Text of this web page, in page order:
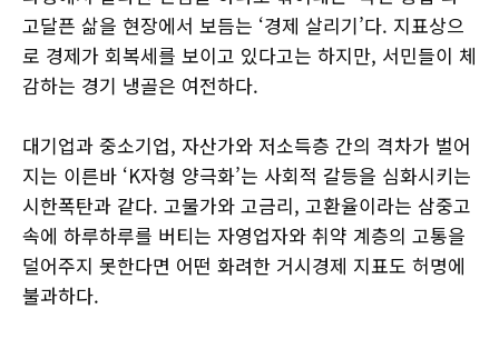
고달픈 삶을 현장에서 보듬는 ‘경제 살리기’다. 지표상으
로 경제가 회복세를 보이고 있다고는 하지만, 서민들이 체
감하는 경기 냉골은 여전하다.
대기업과 중소기업, 자산가와 저소득층 간의 격차가 벌어
지는 이른바 ‘K자형 양극화’는 사회적 갈등을 심화시키는
시한폭탄과 같다. 고물가와 고금리, 고환율이라는 삼중고
속에 하루하루를 버티는 자영업자와 취약 계층의 고통을
덜어주지 못한다면 어떤 화려한 거시경제 지표도 허명에
불과하다.